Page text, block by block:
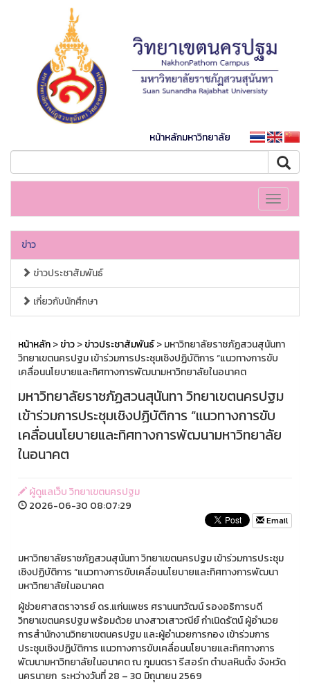
หน้าหลักมหาวิทยาลัย
Toggle
ข่าว
ข่าวประชาสัมพันธ์
เกี่ยวกับนักศึกษา
หน้าหลัก>ข่าว>ข่าวประชาสัมพันธ์> มหาวิทยาลัยราชภัฏสวนสุนันทา
วิทยาเขตนครปฐม เข้าร่วมการประชุมเชิงปฏิบัติการ “แนวทางการขับ
เคลื่อนนโยบายและทิศทางการพัฒนามหาวิทยาลัยในอนาคต
มหาวิทยาลัยราชภัฏสวนสุนันทา วิทยาเขตนครปฐม
เข้าร่วมการประชุมเชิงปฏิบัติการ “แนวทางการขับ
เคลื่อนนโยบายและทิศทางการพัฒนามหาวิทยาลัย
ในอนาคต
ผู้ดูแลเว็บ วิทยาเขตนครปฐม
2026-06-30 08:07:29
Email
มหาวิทยาลัยราชภัฏสวนสุนันทา วิทยาเขตนครปฐม เข้าร่วมการประชุม
เชิงปฏิบัติการ “แนวทางการขับเคลื่อนนโยบายและทิศทางการพัฒนา
มหาวิทยาลัยในอนาคต
ผู้ช่วยศาสตราจารย์ ดร.แก่นเพชร ศรานนทวัฒน์ รองอธิการบดี
วิทยาเขตนครปฐม พร้อมด้วย นางสาวเสาวณีย์ กำเนิดรัตน์ ผู้อำนวย
การสำนักงานวิทยาเขตนครปฐม และผู้อำนวยการกอง เข้าร่วมการ
ประชุมเชิงปฏิบัติการ แนวทางการขับเคลื่อนนโยบายและทิศทางการ
พัฒนามหาวิทยาลัยในอนาคต ณ ภูมนตรา รีสอร์ท ตำบลหินตั้ง จังหวัด
นครนายก ระหว่างวันที่ 28 – 30 มิถุนายน 2569